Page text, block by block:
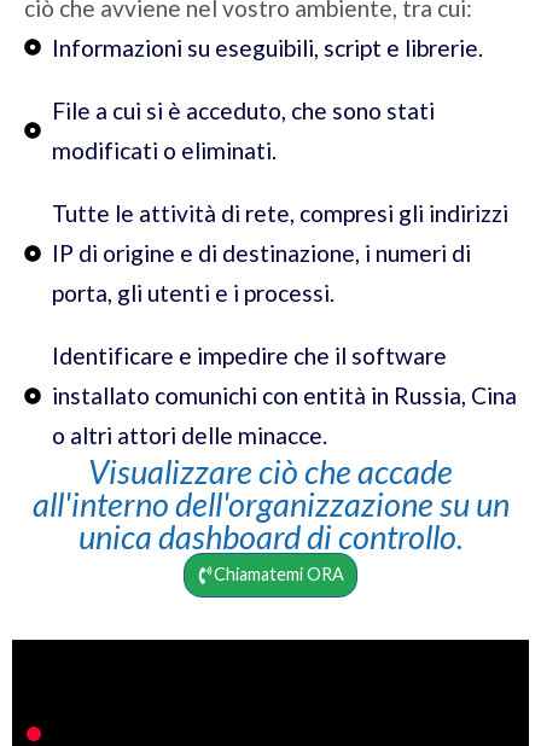
ciò che avviene nel vostro ambiente, tra cui:
Informazioni su eseguibili, script e librerie.
File a cui si è acceduto, che sono stati
modificati o eliminati.
Tutte le attività di rete, compresi gli indirizzi
IP di origine e di destinazione, i numeri di
porta, gli utenti e i processi.
Identificare e impedire che il software
installato comunichi con entità in Russia, Cina
o altri attori delle minacce.
Visualizzare ciò che accade
all'interno dell'organizzazione su un
unica dashboard di controllo.
Chiamatemi ORA